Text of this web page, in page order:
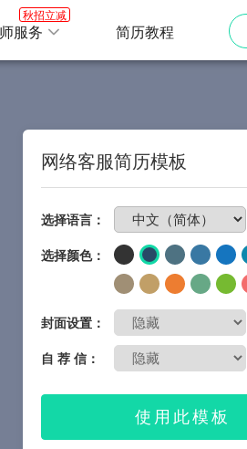
服务
秋招立减
简历教程
网络客服简历模板
选择语言：
选择颜色：
封面设置：
自 荐 信：
使用此模板